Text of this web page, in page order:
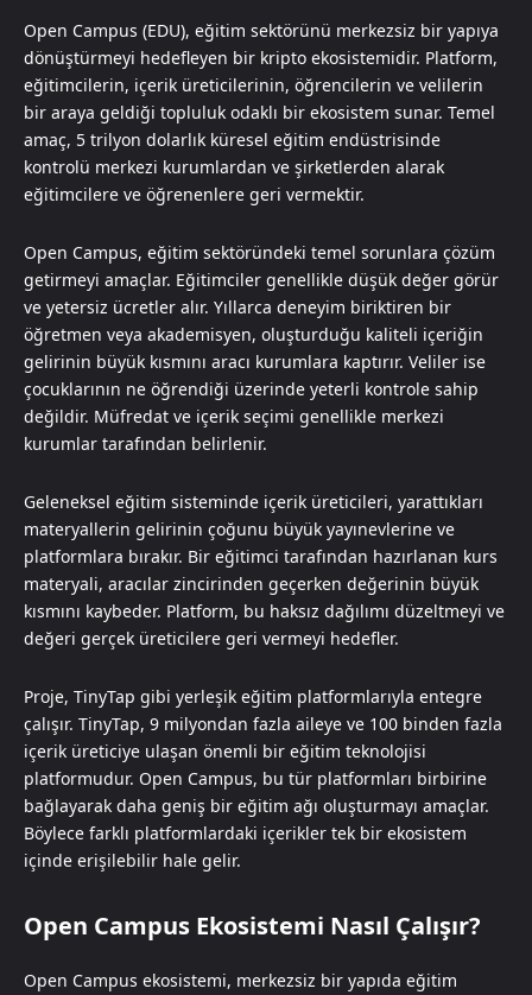
Open Campus (EDU), eğitim sektörünü merkezsiz bir yapıya
dönüştürmeyi hedefleyen bir kripto ekosistemidir. Platform,
eğitimcilerin, içerik üreticilerinin, öğrencilerin ve velilerin
bir araya geldiği topluluk odaklı bir ekosistem sunar. Temel
amaç, 5 trilyon dolarlık küresel eğitim endüstrisinde
kontrolü merkezi kurumlardan ve şirketlerden alarak
eğitimcilere ve öğrenenlere geri vermektir.
Open Campus, eğitim sektöründeki temel sorunlara çözüm
getirmeyi amaçlar. Eğitimciler genellikle düşük değer görür
ve yetersiz ücretler alır. Yıllarca deneyim biriktiren bir
öğretmen veya akademisyen, oluşturduğu kaliteli içeriğin
gelirinin büyük kısmını aracı kurumlara kaptırır. Veliler ise
çocuklarının ne öğrendiği üzerinde yeterli kontrole sahip
değildir. Müfredat ve içerik seçimi genellikle merkezi
kurumlar tarafından belirlenir.
Geleneksel eğitim sisteminde içerik üreticileri, yarattıkları
materyallerin gelirinin çoğunu büyük yayınevlerine ve
platformlara bırakır. Bir eğitimci tarafından hazırlanan kurs
materyali, aracılar zincirinden geçerken değerinin büyük
kısmını kaybeder. Platform, bu haksız dağılımı düzeltmeyi ve
değeri gerçek üreticilere geri vermeyi hedefler.
Proje, TinyTap gibi yerleşik eğitim platformlarıyla entegre
çalışır. TinyTap, 9 milyondan fazla aileye ve 100 binden fazla
içerik üreticiye ulaşan önemli bir eğitim teknolojisi
platformudur. Open Campus, bu tür platformları birbirine
bağlayarak daha geniş bir eğitim ağı oluşturmayı amaçlar.
Böylece farklı platformlardaki içerikler tek bir ekosistem
içinde erişilebilir hale gelir.
Open Campus Ekosistemi Nasıl Çalışır?
Open Campus ekosistemi, merkezsiz bir yapıda eğitim